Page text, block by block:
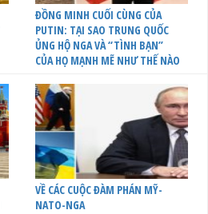
ĐỒNG MINH CUỐI CÙNG CỦA
PUTIN: TẠI SAO TRUNG QUỐC
ỦNG HỘ NGA VÀ “TÌNH BẠN”
CỦA HỌ MẠNH MẼ NHƯ THẾ NÀO
VỀ CÁC CUỘC ĐÀM PHÁN MỸ-
NATO-NGA